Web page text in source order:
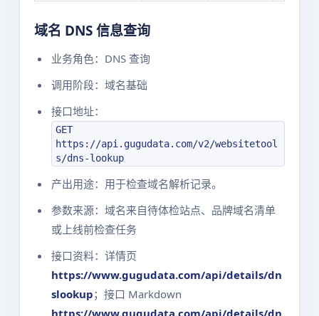
域名 DNS 信息查询
业务角色：DNS 查询
调用阶段：域名基础
接口地址：
GET
https://api.gugudata.com/v2/websitetool
s/dns-lookup
产出用途：用于检查域名解析记录。
参数来源：域名来自待体检站点、品牌域名清单
或上线前检查任务
接口资料：详情页
https://www.gugudata.com/api/details/dn
slookup；接口 Markdown
https://www.gugudata.com/api/details/dn